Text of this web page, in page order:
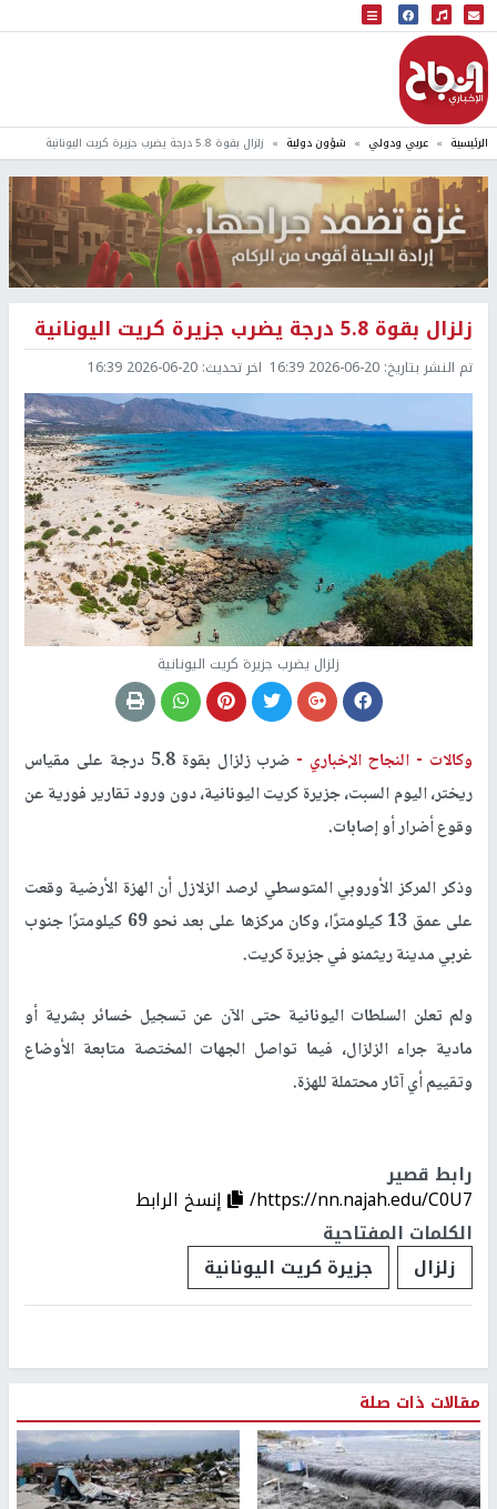
البث المباشر
إذاعة النجاح
الرئيسية عربي ودولي شؤون دولية زلزال بقوة 5.8 درجة يضرب جزيرة كريت اليونانية
زلزال بقوة 5.8 درجة يضرب جزيرة كريت اليونانية
تم النشر بتاريخ: 2026-06-20 16:39 اخر تحديث: 2026-06-20 16:39
زلزال يضرب جزيرة كريت اليونانية
وكالات - النجاح الإخباري -
ضرب زلزال بقوة 5.8 درجة على مقياس
ريختر، اليوم السبت، جزيرة كريت اليونانية، دون ورود تقارير فورية عن
وقوع أضرار أو إصابات.
وذكر المركز الأوروبي المتوسطي لرصد الزلازل أن الهزة الأرضية وقعت
على عمق 13 كيلومترًا، وكان مركزها على بعد نحو 69 كيلومترًا جنوب
غربي مدينة ريثمنو في جزيرة كريت.
ولم تعلن السلطات اليونانية حتى الآن عن تسجيل خسائر بشرية أو
مادية جراء الزلزال، فيما تواصل الجهات المختصة متابعة الأوضاع
وتقييم أي آثار محتملة للهزة.
رابط قصير
https://nn.najah.edu/C0U7/
إنسخ الرابط
الكلمات المفتاحية
زلزال
جزيرة كريت اليونانية
مقالات ذات صلة